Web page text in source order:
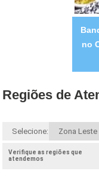
no
Regiões de
Selecione: Zona Leste
Verifique as regiões que
atendemos